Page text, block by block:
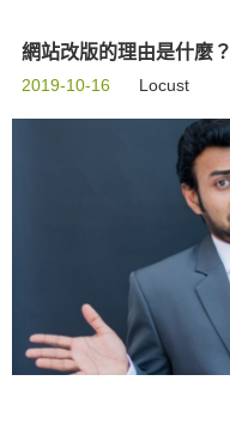
網站改版的理由是什麼？
2019-10-16 Locust